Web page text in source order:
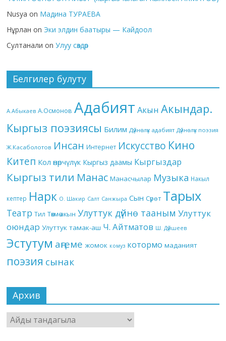
Nusya on Мадина ТУРАЕВА
Нұрлан on Эки элдин баатыры — Кайдоол
Султанали onУлуу сөздөр
Белгилер булуту
А.Абыкаев А.Осмонов Адабият Акын Акындар.
Кыргыз поэзиясы Билим Дүйнөлүк адабият Дүйнөлүк поэзия
Ж.Касаболотов Инсан Интернет Искусство Кино
Китеп Кол өнөрчүлүк Кыргыз даамы Кыргыздар
Кыргыз тили Манас Манасчылар Музыка Накыл
кептер Нарк О. Шакир Салт Санжыра Сын Сүрөт Тарых
Театр Тил Төкмө акын Улуттук дүйнө тааным Улуттук
оюндар Улуттук тамак-аш Ч. Айтматов Ш. Дүйшеев
Эстутум аңгеме жомок комуз котормо маданият
поэзия сынак
Архив
Архив